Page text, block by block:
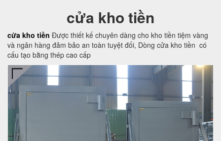
cửa kho tiền
cửa kho tiền Được thiết kế chuyên dàng cho kho tiền tiệm vàng
và ngân hàng đảm bảo an toàn tuyệt đối, Dòng cửa kho tiền có
cấu tạo bằng thép cao cấp